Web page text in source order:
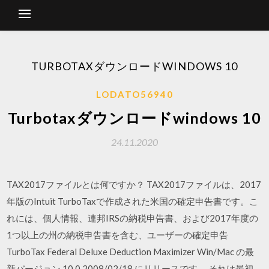
TURBOTAXダウンロードWINDOWS 10
LODATO56940
Turbotaxダウンロードwindows 10
24.11.2020
TAX2017ファイルとは何ですか？ TAX2017ファイルは、2017
年版のIntuit TurboTaxで作成された米国の確定申告書です。こ
れには、個人情報、連邦IRSの納税申告書、および2017年度の
1つ以上の州の納税申告書を含む、ユーザーの確定申告
TurboTax Federal Deluxe Deduction Maximizer Win/Mac の最